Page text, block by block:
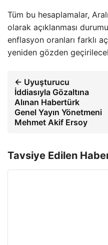
Tüm bu hesaplamalar,
olarak açıklanması
enflasyon oranları farklı
yeniden gözden
← Uyuşturucu
İddiasıyla Gözaltına
Alınan Habertürk
Genel Yayın Yönetmeni
Mehmet Akif Ersoy
Tavsiye Edilen